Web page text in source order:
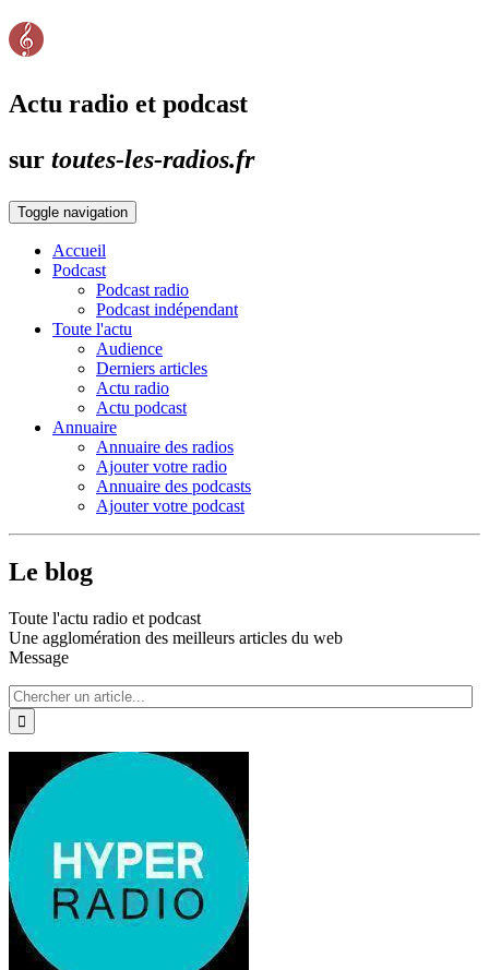
Actu radio et podcast
sur toutes-les-radios.fr
Toggle navigation
Accueil
Podcast
Podcast radio
Podcast indépendant
Toute l'actu
Audience
Derniers articles
Actu radio
Actu podcast
Annuaire
Annuaire des radios
Ajouter votre radio
Annuaire des podcasts
Ajouter votre podcast
Le blog
Toute l'actu radio et podcast
Une agglomération des meilleurs articles du web
Message